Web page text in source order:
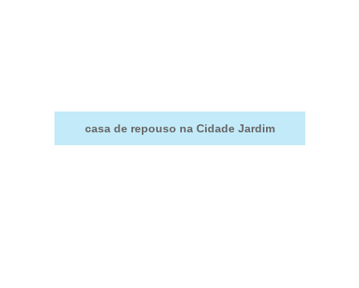
casa de repouso na Cidade Jardim